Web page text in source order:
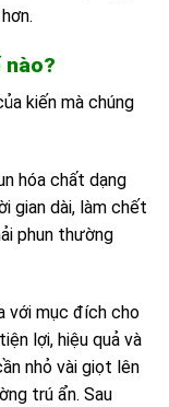
nào?
kiến mà chúng
hóa chất dạng
gian dài, làm chết
phun thường
với mục đích cho
lợi, hiệu quả và
nhỏ vài giọt lên
trú ẩn. Sau